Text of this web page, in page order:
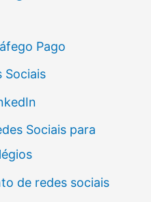
Pago
Sociais
Sociais para
de redes sociais